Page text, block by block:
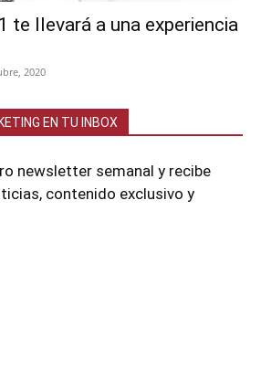
te llevará a una experiencia
2020
EN TU INBOX
newsletter semanal y recibe
contenido exclusivo y